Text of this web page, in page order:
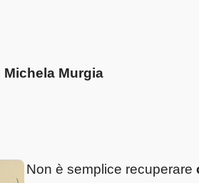
Murgia
Non è semplice recuperare